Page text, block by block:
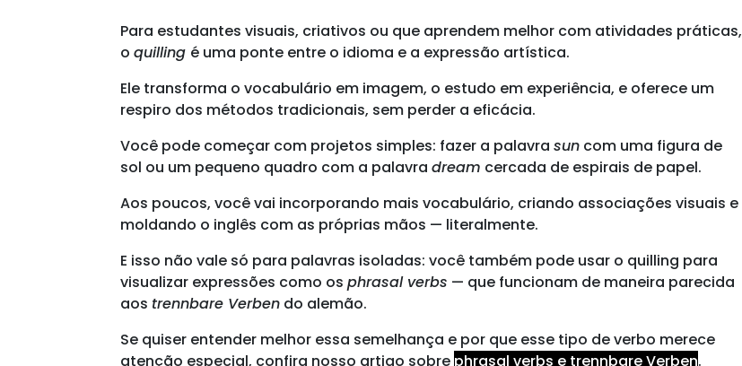
Para estudantes visuais, criativos ou que aprendem melhor com atividades práticas,
oquilling é uma ponte entre o idioma e a expressão artística.
Ele transforma o vocabulário em imagem, o estudo em experiência, e oferece um
respiro dos métodos tradicionais, sem perder a eficácia.
Você pode começar com projetos simples: fazer a palavrasun com uma figura de
sol ou um pequeno quadro com a palavradream cercada de espirais de papel.
Aos poucos, você vai incorporando mais vocabulário, criando associações visuais e
moldando o inglês com as próprias mãos — literalmente.
E isso não vale só para palavras isoladas: você também pode usar o quilling para
visualizar expressões como osphrasal verbs — que funcionam de maneira parecida
aos trennbare Verben do alemão.
Se quiser entender melhor essa semelhança e por que esse tipo de verbo merece
atenção especial, confira nosso artigo sobre phrasal verbs e trennbare Verben.